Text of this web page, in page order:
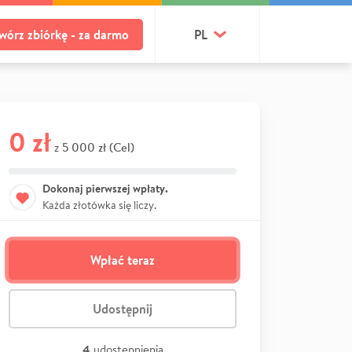
zbiórkę - za darmo PL
0 zł z 5 000 zł (Cel)
Dokonaj pierwszej wpłaty.
Każda złotówka się liczy.
Wpłać teraz
Udostępnij